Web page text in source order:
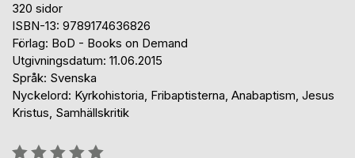
320 sidor
ISBN-13: 9789174636826
Förlag: BoD - Books on Demand
Utgivningsdatum: 11.06.2015
Språk: Svenska
Nyckelord: Kyrkohistoria, Fribaptisterna, Anabaptism, Jesus
Kristus, Samhällskritik
Betyg::